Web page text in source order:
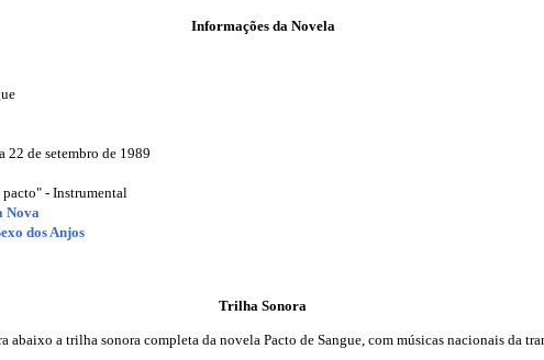
Informações da Novela
22 de setembro de 1989
pacto" - Instrumental
Nova
dos Anjos
Trilha Sonora
abaixo a trilha sonora completa da novela Pacto de Sangue, com músicas nacionais da